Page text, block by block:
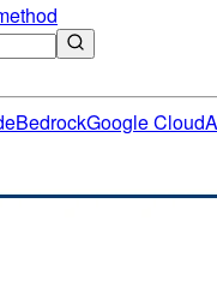
BedrockGoogle Cloud